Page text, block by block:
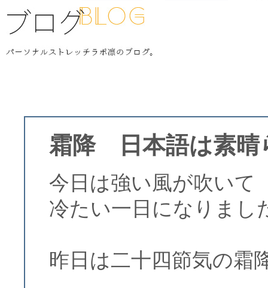
霜降 日本語は素晴
今日は強い風が吹いて
冷たい一日になりまし
昨日は二十四節気の霜